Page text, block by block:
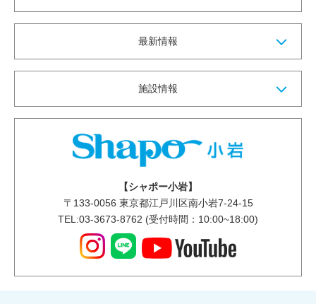
最新情報
施設情報
【シャポー小岩】
〒 133-0056 東京都江戸川区南小岩7-24-15
TEL:03-3673-8762 (受付時間：10:00~18:00)